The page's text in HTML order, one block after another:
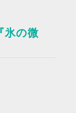
氷の微